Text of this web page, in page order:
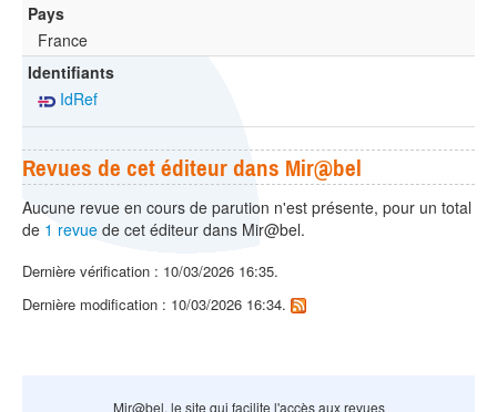
Pays
France
Identifiants
IdRef
Revues de cet éditeur dans Mir@bel
Aucune revue en cours de parution n'est présente, pour un total
de 1 revue de cet éditeur dans Mir@bel.
Dernière vérification : 10/03/2026 16:35.
Dernière modification : 10/03/2026 16:34.
Mir@bel, le site qui facilite l'accès aux revues